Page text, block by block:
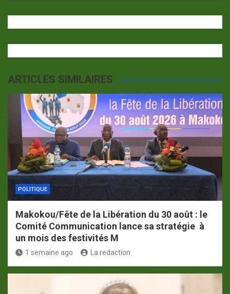
ARTICLES SIMILAIRES
POLITIQUE
Makokou/Fête de la Libération du 30 août : le
Comité Communication lance sa stratégie à
un mois des festivités M
1 semaine ago La redaction